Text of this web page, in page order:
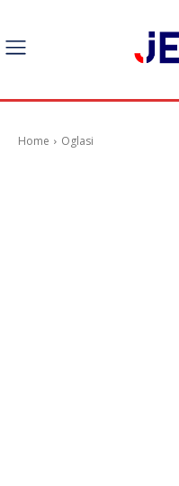
Home Oglasi